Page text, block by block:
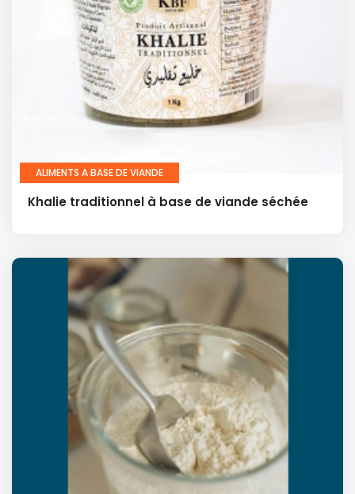
ALIMENTS A BASE DE VIANDE
Khalie traditionnel à base de viande séchée